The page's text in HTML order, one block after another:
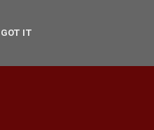
GOT IT